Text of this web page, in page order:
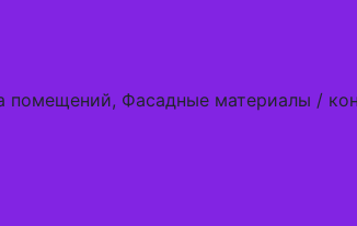
помещений, Фасадные материалы /